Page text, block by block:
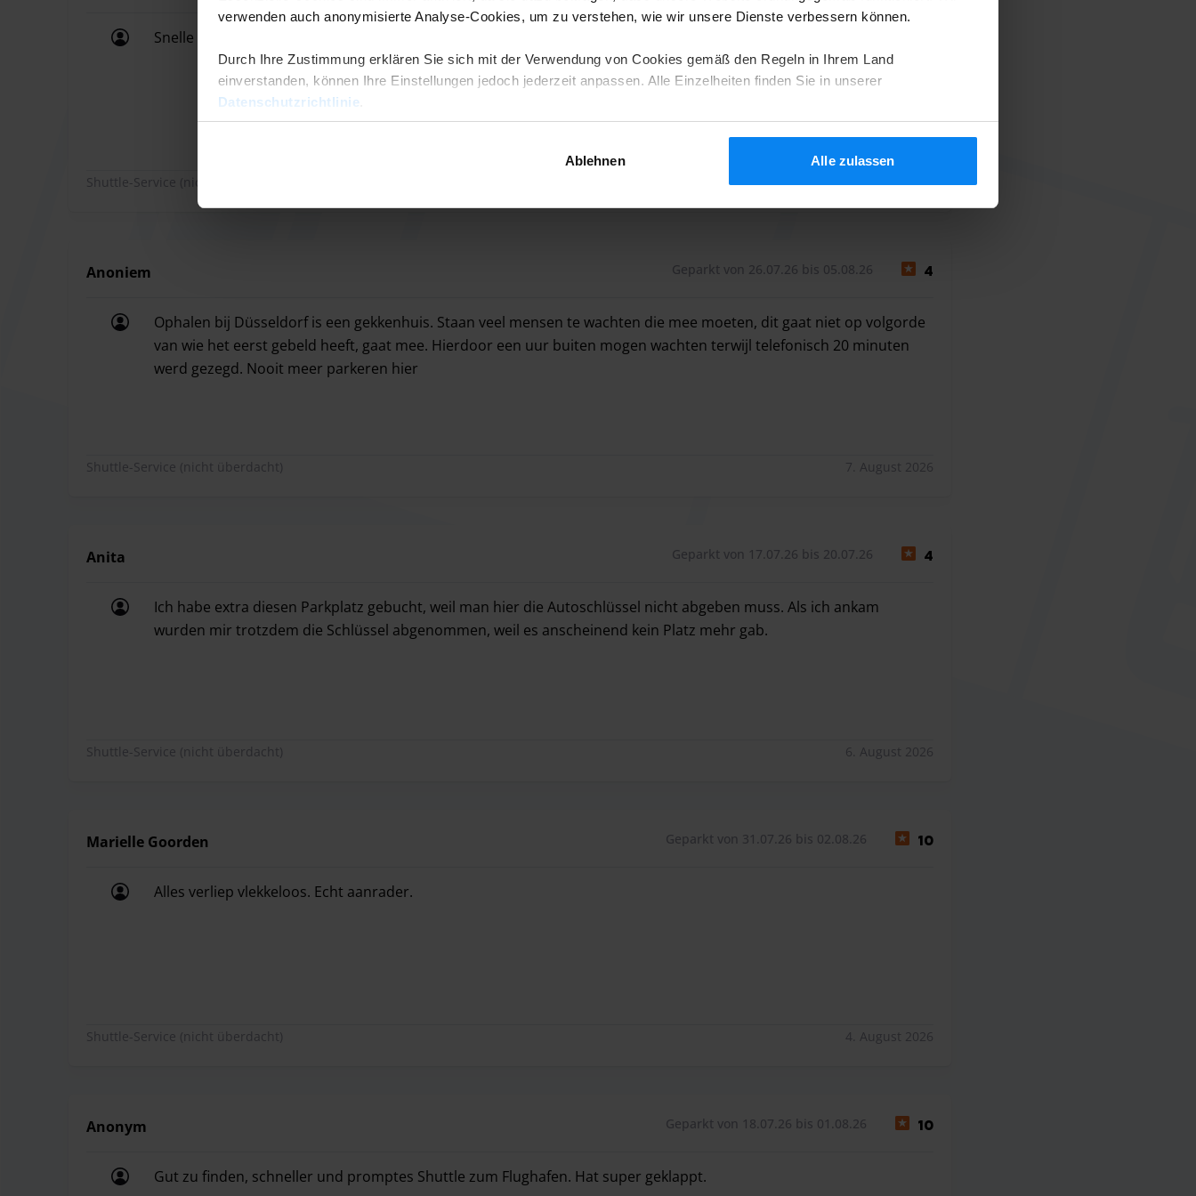
verwenden auch anonymisierte Analyse-Cookies, um zu verstehen, wie wir unsere Dienste verbessern können.
Durch Ihre Zustimmung erklären Sie sich mit der Verwendung von Cookies gemäß den Regeln in Ihrem Land
einverstanden, können Ihre Einstellungen jedoch jederzeit anpassen. Alle Einzelheiten finden Sie in unserer
Datenschutzrichtlinie
Ablehnen Alle zulassen
Important information regarding on-site fees:
Extra Passengers:The transfer includes 2 people. Any additional person is charged €10.
Cars or vans longer than 4 meters are subject to a €40 surcharge.
A surcharge of €10 applies for check-ins or returns between 22:00 and 06:00.
If you stay longer than booked, the cost is €20 per additional day.
Snelle service van en naar vliegveld
Snelle service van en naar vliegveld
Shuttle-Service (nicht überdacht) 7. August 2026
Anoniem Geparkt von 26.07.26 bis 05.08.26 4
Ophalen bij Düsseldorf is een gekkenhuis. Staan veel mensen te wachten die mee moeten, dit gaat niet op volgorde
van wie het eerst gebeld heeft, gaat mee. Hierdoor een uur buiten mogen wachten terwijl telefonisch 20 minuten
werd gezegd. Nooit meer parkeren hier
Shuttle-Service (nicht überdacht) 7. August 2026
Anita Geparkt von 17.07.26 bis 20.07.26 4
Ich habe extra diesen Parkplatz gebucht, weil man hier die Autoschlüssel nicht abgeben muss. Als ich ankam
wurden mir trotzdem die Schlüssel abgenommen, weil es anscheinend kein Platz mehr gab.
Shuttle-Service (nicht überdacht) 6. August 2026
Marielle Goorden Geparkt von 31.07.26 bis 02.08.26 10
Alles verliep vlekkeloos. Echt aanrader.
Shuttle-Service (nicht überdacht) 4. August 2026
Anonym Geparkt von 18.07.26 bis 01.08.26 10
Gut zu finden, schneller und promptes Shuttle zum Flughafen. Hat super geklappt.